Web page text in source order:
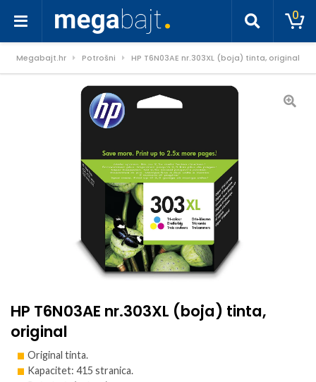
0
Megabajt.hr Potrošni HP T6N03AE nr.303XL (boja) tinta, original
HP T6N03AE nr.303XL (boja) tinta,
original
Original tinta.
Kapacitet: 415 stranica.